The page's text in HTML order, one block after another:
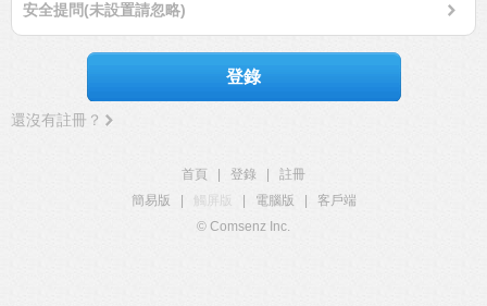
安全提問(未設置請忽略)
登錄
還沒有註冊？
首頁 登錄
註冊
簡易版
觸屏版 電腦版
客戶端
© Comsenz Inc.